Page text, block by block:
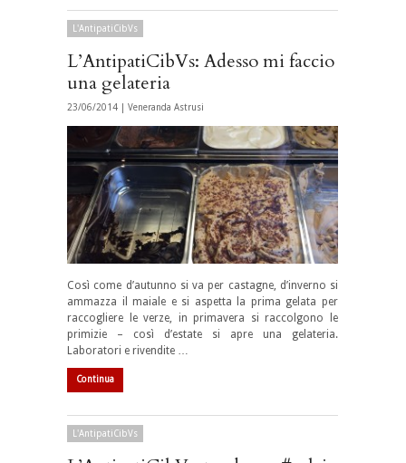
L'AntipatiCibVs
L’AntipatiCibVs: Adesso mi faccio
una gelateria
23/06/2014 | Veneranda Astrusi
Così come d’autunno si va per castagne, d’inverno si
ammazza il maiale e si aspetta la prima gelata per
raccogliere le verze, in primavera si raccolgono le
primizie – così d’estate si apre una gelateria.
Laboratori e rivendite …
Continua
L'AntipatiCibVs